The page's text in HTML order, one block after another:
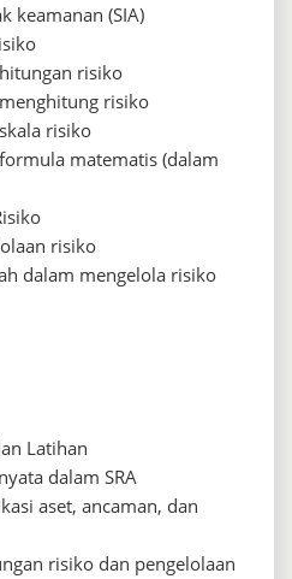
keamanan (SIA)
risiko
risiko
risiko
matematis (dalam
risiko
dalam mengelola risiko
Latihan
dalam SRA
aset, ancaman, dan
risiko dan pengelolaan